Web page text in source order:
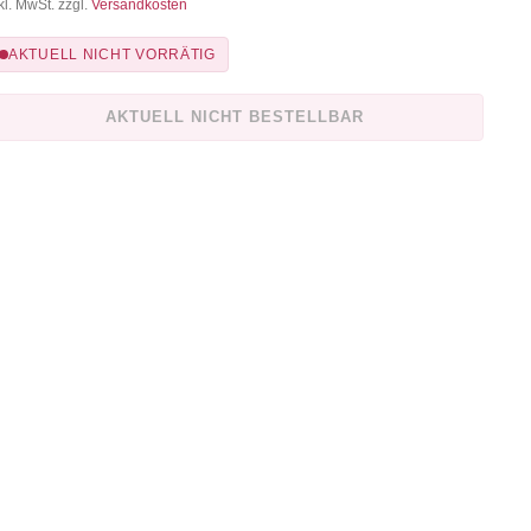
MwSt. zzgl. Versandkosten
AKTUELL NICHT VORRÄTIG
AKTUELL NICHT BESTELLBAR